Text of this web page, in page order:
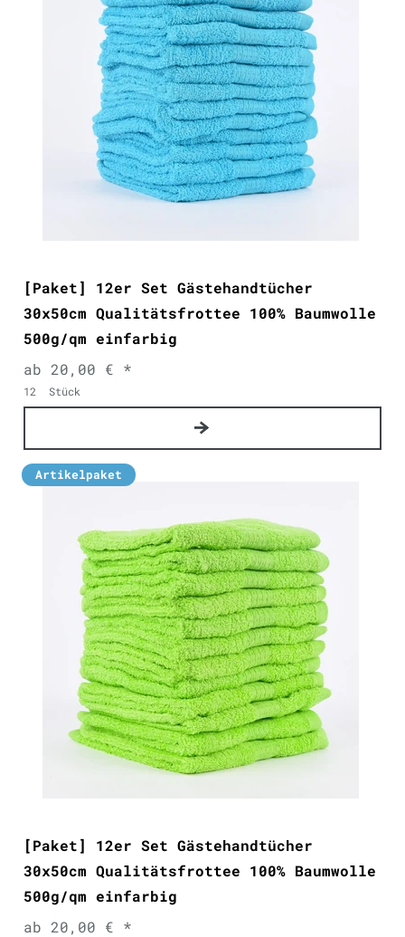
[Paket] 12er Set Gästehandtücher
30x50cm Qualitätsfrottee 100% Baumwolle
500g/qm einfarbig
ab 20,00 € *
12 Stück
Artikelpaket
[Paket] 12er Set Gästehandtücher
30x50cm Qualitätsfrottee 100% Baumwolle
500g/qm einfarbig
ab 20,00 € *